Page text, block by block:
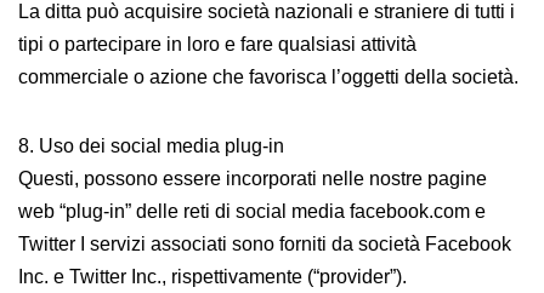
La ditta può acquisire società nazionali e straniere di tutti i
tipi o partecipare in loro e fare qualsiasi attività
commerciale o azione che favorisca l’oggetti della società.
8. Uso dei social media plug-in
Questi, possono essere incorporati nelle nostre pagine
web “plug-in” delle reti di social media facebook.com e
Twitter I servizi associati sono forniti da società Facebook
Inc. e Twitter Inc., rispettivamente (“provider”).